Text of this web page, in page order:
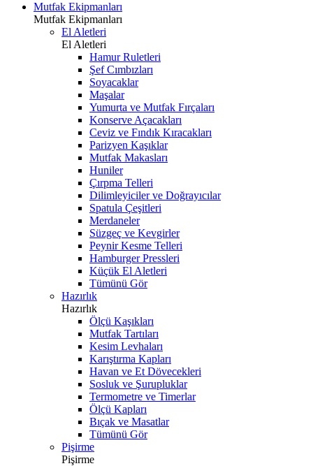
Mutfak Ekipmanları
Mutfak Ekipmanları
El Aletleri
El Aletleri
Hamur Ruletleri
Şef Cımbızları
Soyacaklar
Maşalar
Yumurta ve Mutfak Fırçaları
Konserve Açacakları
Ceviz ve Fındık Kıracakları
Parizyen Kaşıklar
Mutfak Makasları
Huniler
Çırpma Telleri
Dilimleyiciler ve Doğrayıcılar
Spatula Çeşitleri
Merdaneler
Süzgeç ve Kevgirler
Peynir Kesme Telleri
Hamburger Pressleri
Küçük El Aletleri
Tümünü Gör
Hazırlık
Hazırlık
Ölçü Kaşıkları
Mutfak Tartıları
Kesim Levhaları
Karıştırma Kapları
Havan ve Et Dövecekleri
Sosluk ve Şurupluklar
Termometre ve Timerlar
Ölçü Kapları
Bıçak ve Masatlar
Tümünü Gör
Pişirme
Pişirme